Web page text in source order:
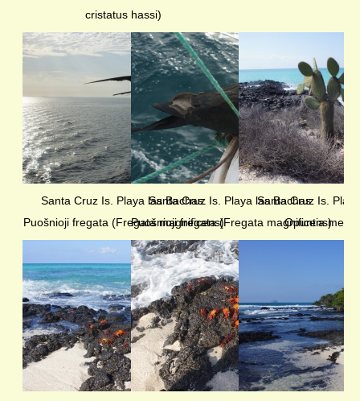
cristatus hassi)
Santa Cruz Is. Playa las Bachas.
Puošnioji fregata (Fregata magnificens)
Santa Cruz Is. Playa las Bachas.
Puošnioji fregata (Fregata magnificens)
Santa Cruz Is.
Opuntia